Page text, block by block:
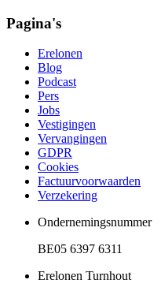
Pagina's
Erelonen
Blog
Podcast
Pers
Jobs
Vestigingen
Vervangingen
GDPR
Cookies
Factuurvoorwaarden
Verzekering
Ondernemingsnummer
BE05 6397 6311
Erelonen Turnhout